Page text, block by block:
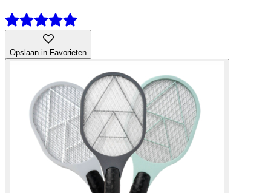
Opslaan in Favorieten